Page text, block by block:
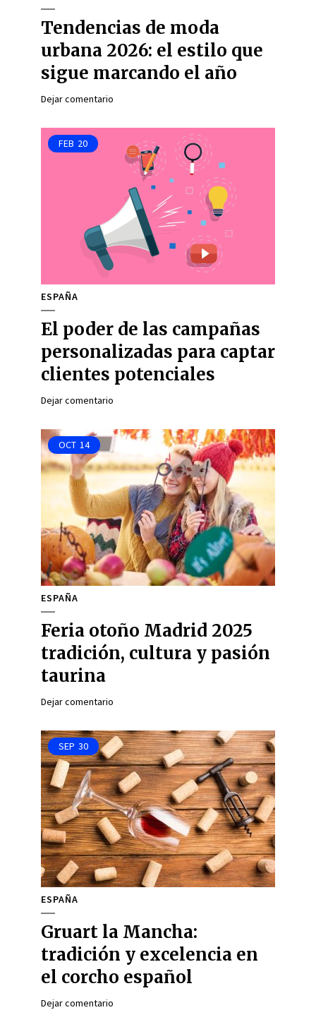
Tendencias de moda
urbana 2026: el estilo que
sigue marcando el año
Dejar comentario
FEB 20
ESPAÑA
El poder de las campañas
personalizadas para captar
clientes potenciales
Dejar comentario
OCT 14
ESPAÑA
Feria otoño Madrid 2025
tradición, cultura y pasión
taurina
Dejar comentario
SEP 30
ESPAÑA
Gruart la Mancha:
tradición y excelencia en
el corcho español
Dejar comentario